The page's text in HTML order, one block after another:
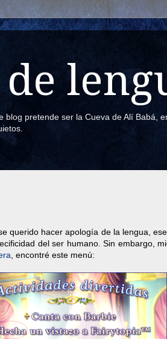
pretende ser la Cueva de Alí Babá,
querido hacer apología de la lengua,
del ser humano. Sin embargo,
, encontré este menú: